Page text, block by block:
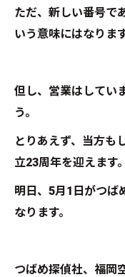
ただ、新しい番号で
いう意味にはなりま
但し、営業はしてい
う。
とりあえず、当方も
立23周年を迎えます。
明日、5月1日がつば
なります。
つばめ探偵社、福岡